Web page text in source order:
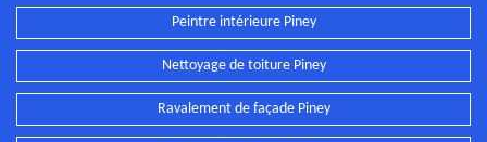
Peintre intérieure Piney
Nettoyage de toiture Piney
Ravalement de façade Piney